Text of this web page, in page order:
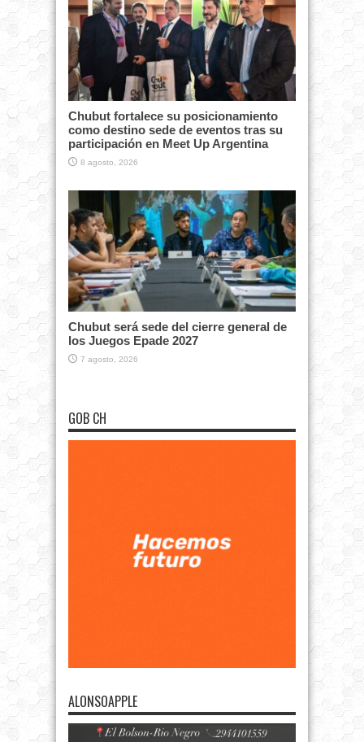
Chubut fortalece su posicionamiento
como destino sede de eventos tras su
participación en Meet Up Argentina
8 agosto, 2026
Chubut será sede del cierre general de
los Juegos Epade 2027
7 agosto, 2026
GOB CH
ALONSOAPPLE